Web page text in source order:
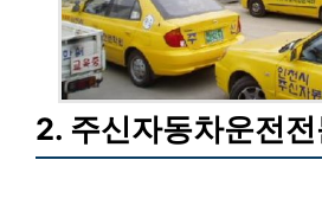
2. 주신자동차운전